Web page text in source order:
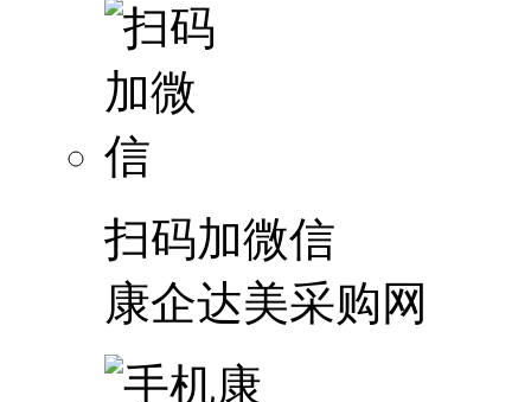
扫码加微信
康企达美采购网